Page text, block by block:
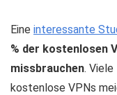
Eine interessante
% der kostenlosen
missbrauchen.
kostenlose VPNs